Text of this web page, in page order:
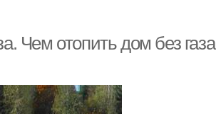
Чем отопить дом без газа